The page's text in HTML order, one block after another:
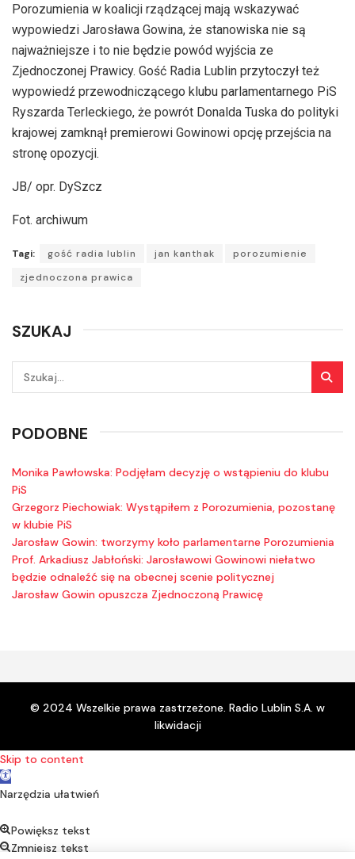
Porozumienia w koalicji rządzącej mają wskazywać
wypowiedzi Jarosława Gowina, że stanowiska nie są
najważniejsze i to nie będzie powód wyjścia ze
Zjednoczonej Prawicy. Gość Radia Lublin przytoczył też
wypowiedź przewodniczącego klubu parlamentarnego PiS
Ryszarda Terleckiego, że powrót Donalda Tuska do polityki
krajowej zamknął premierowi Gowinowi opcję przejścia na
stronę opozycji.
JB/ opr. DySzcz
Fot. archiwum
Tagi: gość radia lublin jan kanthak
porozumienie
zjednoczona prawica
SZUKAJ
PODOBNE
Monika Pawłowska: Podjęłam decyzję o wstąpieniu do klubu
PiS
Grzegorz Piechowiak: Wystąpiłem z Porozumienia, pozostanę
w klubie PiS
Jarosław Gowin: tworzymy koło parlamentarne Porozumienia
Prof. Arkadiusz Jabłoński: Jarosławowi Gowinowi niełatwo
będzie odnaleźć się na obecnej scenie politycznej
Jarosław Gowin opuszcza Zjednoczoną Prawicę
© 2024 Wszelkie prawa zastrzeżone. Radio Lublin S.A. w
likwidacji
Skip to content
Open toolbar
Narzędzia ułatwień
Powiększ tekst
Zmniejsz tekst